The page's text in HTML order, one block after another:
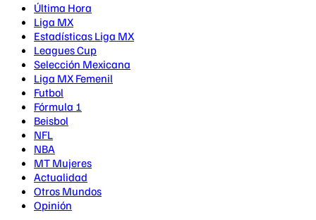
Última Hora
Liga MX
Estadísticas Liga MX
Leagues Cup
Selección Mexicana
Liga MX Femenil
Futbol
Fórmula 1
Beisbol
NFL
NBA
MT Mujeres
Actualidad
Otros Mundos
Opinión